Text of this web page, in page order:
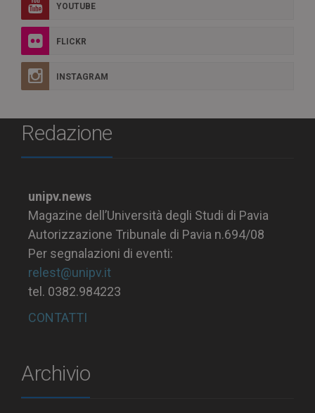
YOUTUBE
FLICKR
INSTAGRAM
Redazione
unipv.news
Magazine dell’Università degli Studi di Pavia
Autorizzazione Tribunale di Pavia n.694/08
Per segnalazioni di eventi:
relest@unipv.it
tel. 0382.984223
CONTATTI
Archivio